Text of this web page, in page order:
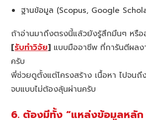
ฐานข้อมูล (Scopus, Google
ถ้าอ่านมาถึงตรงนี้แล้วยังรู้สึกมึนๆ หรื
[รับทำวิจัย] แบบมืออาชีพ ที่การันตีผลง
ครับ
พี่ช่วยดูตั้งแต่โครงสร้าง เนื้อหา ไปจนถึ
จบแบบไม่ต้องลุ้นผ่านครับ
6. ต้องมีทั้ง “แหล่งข้อมูลหลัก